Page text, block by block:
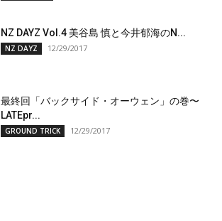
NZ DAYZ Vol.4 美谷島 慎と今井郁海のN...
NZ DAYZ 12/29/2017
最終回「バックサイド・オーウェン」の巻〜
LATEpr...
GROUND TRICK 12/29/2017